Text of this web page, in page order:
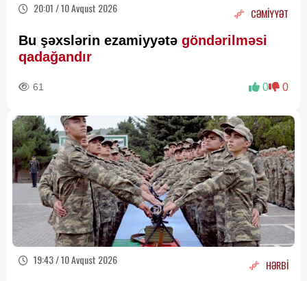
20:01 / 10 Avqust 2026 CƏMİYYƏT
Bu şəxslərin ezamiyyətə göndərilməsi
qadağandır
61 0 0
19:43 / 10 Avqust 2026 HƏRBİ